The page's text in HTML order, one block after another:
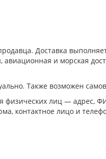
Доставка
и морская
Также возможен
физических лиц —
контактное лицо и